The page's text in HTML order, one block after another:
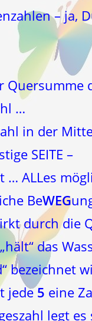
– ja,
Quersumme
…
in der
SEITE –
… ALLes
BeWEG
durch die
das
bezeichnet
jede5 eine
legt